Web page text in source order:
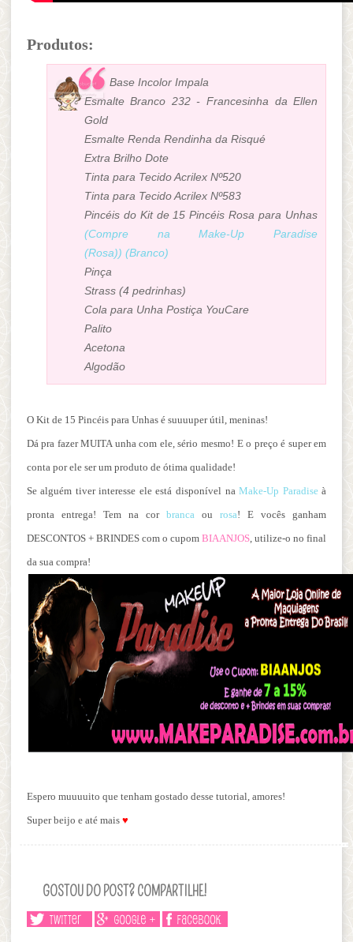
Produtos:
Base Incolor Impala
Esmalte Branco 232 - Francesinha da Ellen
Gold
Esmalte Renda Rendinha da Risqué
Extra Brilho Dote
Tinta para Tecido Acrilex Nº520
Tinta para Tecido Acrilex Nº583
Pincéis do Kit de 15 Pincéis Rosa para Unhas
(Compre na Make-Up Paradise
(Rosa)) (Branco)
Pinça
Strass (4 pedrinhas)
Cola para Unha Postiça YouCare
Palito
Acetona
Algodão
O Kit de 15 Pincéis para Unhas é suuuuper útil, meninas!
Dá pra fazer MUITA unha com ele, sério mesmo! E o preço é super em
conta por ele ser um produto de ótima qualidade!
Se alguém tiver interesse ele está disponível naMake-Up Paradiseà
pronta entrega! Tem na cor branca ourosa! E vocês ganham
DESCONTOS + BRINDES com o cupomBIAANJOS , utilize-o no final
da sua compra!
Espero muuuuito que tenham gostado desse tutorial, amores!
Super beijo e até mais ♥
GOSTOU DO POST? COMPARTILHE!